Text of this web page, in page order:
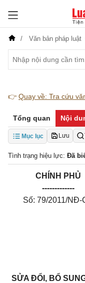
Văn bản pháp luật
👉 Quay về: Tra cứu
Tổng quan Nội
Mục lục Lưu
Tình trạng hiệu lực: Đã
CHÍNH PHỦ
-------------
Số: 79/2011/NĐ-
SỬA ĐỔI, BỔ